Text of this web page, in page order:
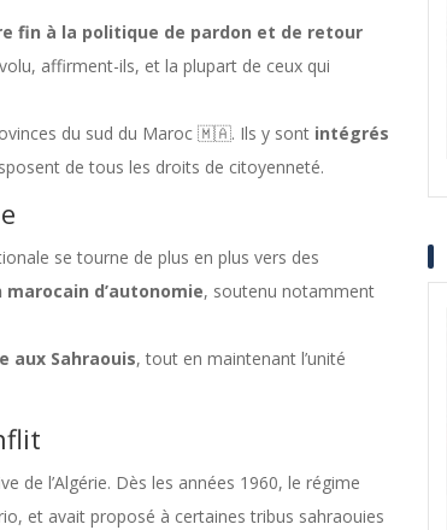
fin à la politique de pardon et de retour
affirment-ils, et la plupart de ceux qui
du sud du Maroc 🇲🇦. Ils y sont intégrés
de tous les droits de citoyenneté.
se tourne de plus en plus vers des
marocain d’autonomie, soutenu notamment
aux Sahraouis, tout en maintenant l’unité
de l’Algérie. Dès les années 1960, le régime
et avait proposé à certaines tribus sahraouies